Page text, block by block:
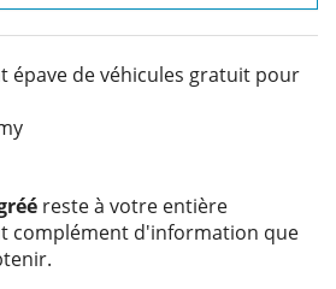
épave de véhicules gratuit pour
reste à votre entière
complément d'information que